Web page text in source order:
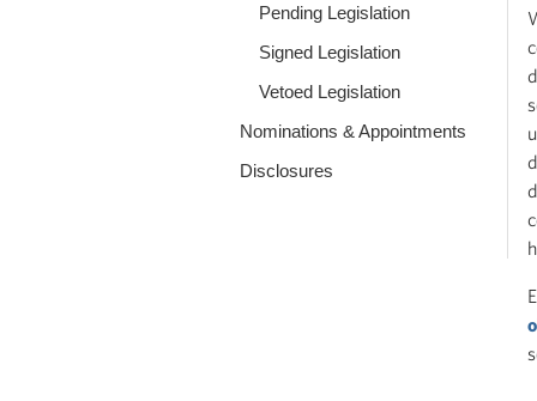
Pending Legislation
Signed Legislation
Vetoed Legislation
Nominations & Appointments
Disclosures